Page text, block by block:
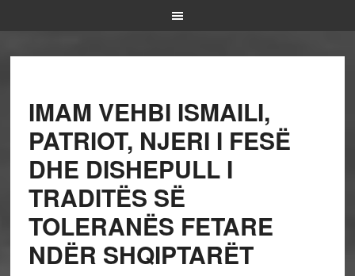
IMAM VEHBI ISMAILI,
PATRIOT, NJERI I FESË
DHE DISHEPULL I
TRADITËS SË
TOLERANËS FETARE
NDËR SHQIPTARËT